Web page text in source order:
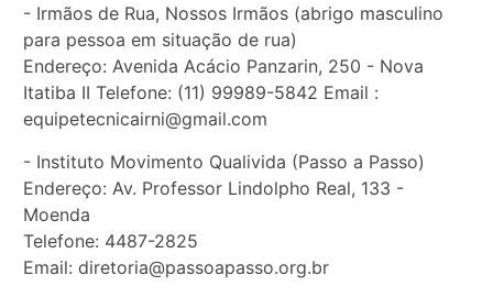
- Irmãos de Rua, Nossos Irmãos (abrigo masculino
para pessoa em situação de rua)
Endereço: Avenida Acácio Panzarin, 250 - Nova
Itatiba II Telefone: (11) 99989-5842 Email :
equipetecnicairni@gmail.com
- Instituto Movimento Qualivida (Passo a Passo)
Endereço: Av. Professor Lindolpho Real, 133 -
Moenda
Telefone: 4487-2825
Email: diretoria@passoapasso.org.br